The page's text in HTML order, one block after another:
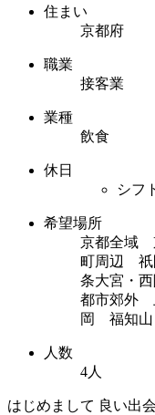
住まい
京都府
職業
接客業
業種
飲食
休日
シフ
希望場所
京都全域
町周辺 祇
条大宮・
都市郊外
岡 福知
人数
4人
はじめまして 良い出